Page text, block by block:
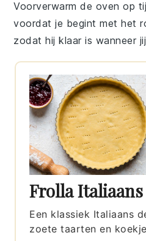
Voorverwarm de oven op
voordat je begint met het
zodat hij klaar is wanneer
Frolla
Een klassiek Italiaans
zoete taarten en